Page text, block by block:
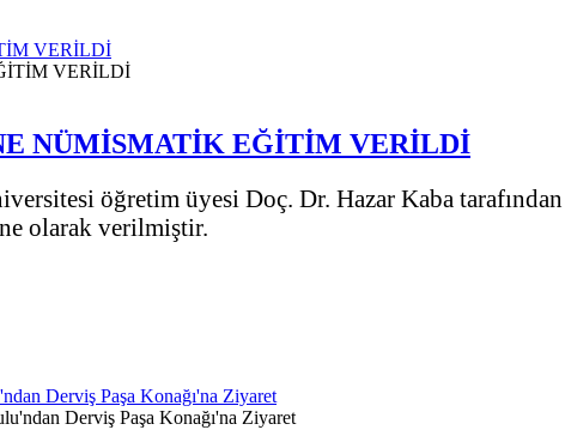
VERİLDİ
NÜMİSMATİK EĞİTİM VERİLDİ
öğretim üyesi Doç. Dr. Hazar Kaba
olarak verilmiştir.
Derviş Paşa Konağı'na Ziyaret